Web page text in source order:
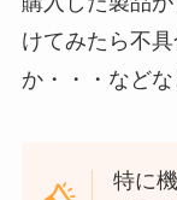
けてみたら不
か・・・などな
特に